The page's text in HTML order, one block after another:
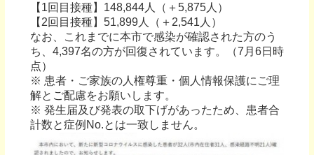
【1回目接種】148,844人（＋5,875人）
【2回目接種】51,899人（＋2,541人）
なお、これまでに本市で感染が確認された方のう
ち、4,397名の方が回復されています。（7月6日時
点）
※ 患者・ご家族の人権尊重・個人情報保護にご理
解とご配慮をお願いします。
※ 発生届及び発表の取下げがあったため、患者合
計数と症例No.とは一致しません。